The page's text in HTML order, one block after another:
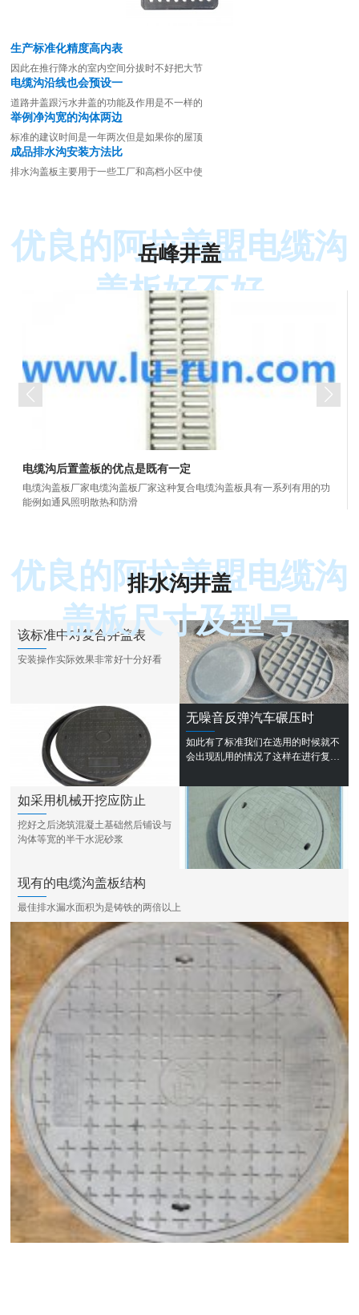
生产标准化精度高内表
因此在推行降水的室内空间分拔时不好把大节
电缆沟沿线也会预设一
道路井盖跟污水井盖的功能及作用是不一样的
举例净沟宽的沟体两边
标准的建议时间是一年两次但是如果你的屋顶
成品排水沟安装方法比
排水沟盖板主要用于一些工厂和高档小区中使
岳峰井盖
优良的阿拉善盟电缆沟
盖板好不好
电缆沟后置盖板的优点是既有一定
电缆沟盖板厂家电缆沟盖板厂家这种复合电缆沟盖板具有一系列有用的功
能例如通风照明散热和防滑
排水沟井盖
优良的阿拉善盟电缆沟
盖板尺寸及型号
该标准中对复合井盖表
安装操作实际效果非常好十分好看
无噪音反弹汽车碾压时
如此有了标准我们在选用的时候就不
会出现乱用的情况了这样在进行复合
利的完成从而在使用上也会更好
如采用机械开挖应防止
挖好之后浇筑混凝土基础然后铺设与
沟体等宽的半干水泥砂浆
现有的电缆沟盖板结构
最佳排水漏水面积为是铸铁的两倍以上